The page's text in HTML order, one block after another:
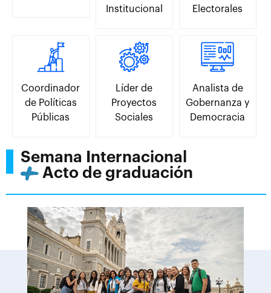
Institucional
Electorales
Coordinador
de Políticas
Públicas
Líder de
Proyectos
Sociales
Analista de
Gobernanza y
Democracia
Semana Internacional
Acto de graduación